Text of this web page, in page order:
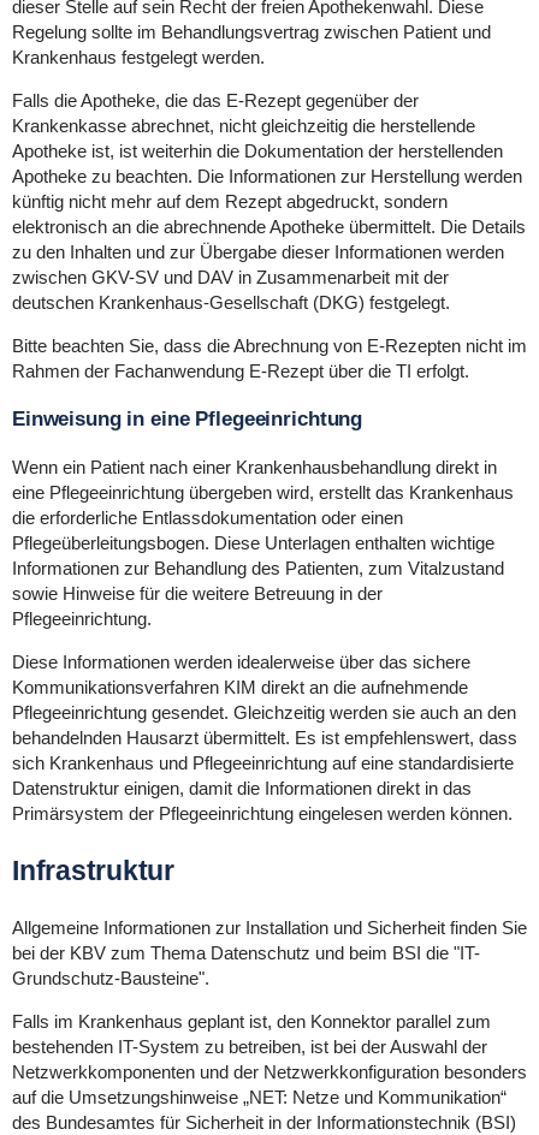
dieser Stelle auf sein Recht der freien Apothekenwahl. Diese
Regelung sollte im Behandlungsvertrag zwischen Patient und
Krankenhaus festgelegt werden.
Falls die Apotheke, die das E-Rezept gegenüber der
Krankenkasse abrechnet, nicht gleichzeitig die herstellende
Apotheke ist, ist weiterhin die Dokumentation der herstellenden
Apotheke zu beachten. Die Informationen zur Herstellung werden
künftig nicht mehr auf dem Rezept abgedruckt, sondern
elektronisch an die abrechnende Apotheke übermittelt. Die Details
zu den Inhalten und zur Übergabe dieser Informationen werden
zwischen GKV-SV und DAV in Zusammenarbeit mit der
deutschen Krankenhaus-Gesellschaft (DKG) festgelegt.
Bitte beachten Sie, dass die Abrechnung von E-Rezepten nicht im
Rahmen der Fachanwendung E-Rezept über die TI erfolgt.
Einweisung in eine Pflegeeinrichtung
Wenn ein Patient nach einer Krankenhausbehandlung direkt in
eine Pflegeeinrichtung übergeben wird, erstellt das Krankenhaus
die erforderliche Entlassdokumentation oder einen
Pflegeüberleitungsbogen. Diese Unterlagen enthalten wichtige
Informationen zur Behandlung des Patienten, zum Vitalzustand
sowie Hinweise für die weitere Betreuung in der
Pflegeeinrichtung.
Diese Informationen werden idealerweise über das sichere
Kommunikationsverfahren KIM direkt an die aufnehmende
Pflegeeinrichtung gesendet. Gleichzeitig werden sie auch an den
behandelnden Hausarzt übermittelt. Es ist empfehlenswert, dass
sich Krankenhaus und Pflegeeinrichtung auf eine standardisierte
Datenstruktur einigen, damit die Informationen direkt in das
Primärsystem der Pflegeeinrichtung eingelesen werden können.
Infrastruktur
Allgemeine Informationen zur Installation und Sicherheit finden Sie
bei der KBV zum Thema Datenschutz und beim BSI die "IT-
Grundschutz-Bausteine".
Falls im Krankenhaus geplant ist, den Konnektor parallel zum
bestehenden IT-System zu betreiben, ist bei der Auswahl der
Netzwerkkomponenten und der Netzwerkkonfiguration besonders
auf die Umsetzungshinweise „NET: Netze und Kommunikation“
des Bundesamtes für Sicherheit in der Informationstechnik (BSI)